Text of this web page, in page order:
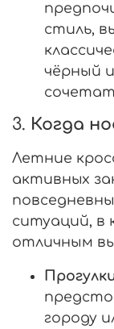
стиль,
чёрный
3. Когда
Летние
активных
ситуаций, в
отличным
городу